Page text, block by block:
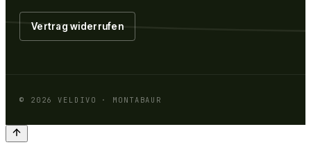
Vertrag widerrufen
© 2026 VELDIVO · MONTABAUR